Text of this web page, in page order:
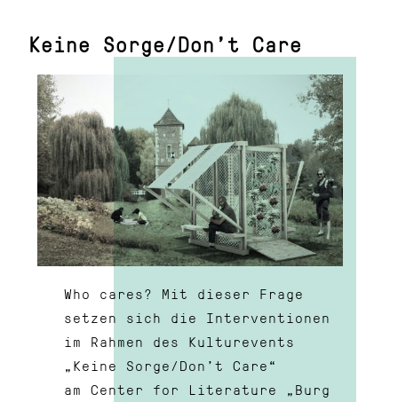
Keine Sorge/Don’t Care
Who cares? Mit dieser Frage
setzen sich die Interventionen
im Rahmen des Kulturevents
„Keine Sorge/Don’t Care“
am Center for Literature „Burg